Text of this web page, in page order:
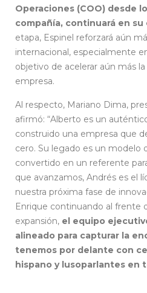
Operaciones (COO) desde
compañía, continuará en su
etapa, Espinel reforzará aún
internacional, especialmente
objetivo de acelerar aún más
empresa.
Al respecto, Mariano Dima,
afirmó: “Alberto es un
construido una empresa que
cero. Su legado es un modelo
convertido en un referente
que avanzamos, Andrés es el
nuestra próxima fase de
Enrique continuando al frente
expansión, el equipo
alineado para capturar la
tenemos por delante con
hispano y lusoparlantes en